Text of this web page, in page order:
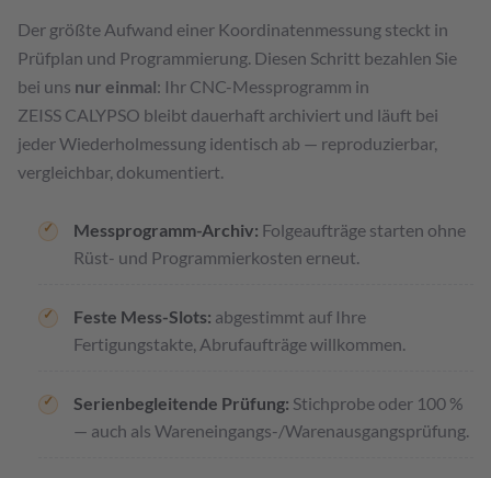
Der größte Aufwand einer Koordinatenmessung steckt in
Prüfplan und Programmierung. Diesen Schritt bezahlen Sie
bei uns nur einmal: Ihr CNC-Messprogramm in
ZEISS CALYPSO bleibt dauerhaft archiviert und läuft bei
jeder Wiederholmessung identisch ab — reproduzierbar,
vergleichbar, dokumentiert.
Messprogramm-Archiv: Folgeaufträge starten ohne
Rüst- und Programmierkosten erneut.
Feste Mess-Slots: abgestimmt auf Ihre
Fertigungstakte, Abrufaufträge willkommen.
Serienbegleitende Prüfung: Stichprobe oder 100 %
— auch als Wareneingangs-/Warenausgangsprüfung.